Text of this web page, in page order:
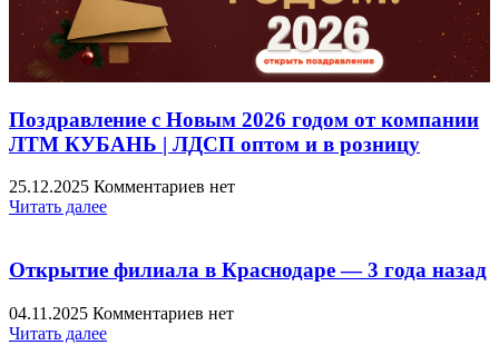
Поздравление с Новым 2026 годом от компании
ЛТМ КУБАНЬ | ЛДСП оптом и в розницу
25.12.2025 Комментариев нет
Читать далее
Открытие филиала в Краснодаре — 3 года назад
04.11.2025 Комментариев нет
Читать далее